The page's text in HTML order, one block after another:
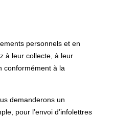
personnels et en
à leur collecte, à leur
conformément à la
demanderons un
pour l’envoi d’infolettres